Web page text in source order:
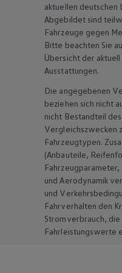
aktuellen
Abgebildet sind
Fahrzeuge gegen
Bitte beachten Sie
Übersicht der
Ausstattungen.
Die angegebenen
beziehen sich nicht
nicht Bestandteil
Vergleichszwecken
Fahrzeugtypen.
(Anbauteile,
Fahrzeugparameter,
und Aerodynamik
und
Fahrverhalten den
Stromverbrauch, die
Fahrleistungswerte